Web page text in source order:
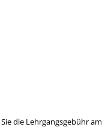
die Lehrgangsgebühr am